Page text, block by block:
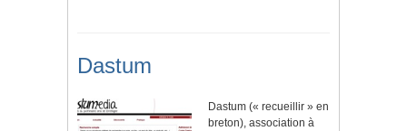
Dastum
Dastum (« recueillir » en
breton), association à